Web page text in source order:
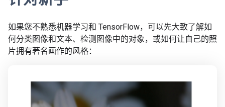
如果您不熟悉机器学习和 TensorFlow，可以先大致了解如
何分类图像和文本、检测图像中的对象，或如何让自己的照
片拥有著名画作的风格：